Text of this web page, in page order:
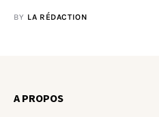
BY LA RÉDACTION
A PROPOS